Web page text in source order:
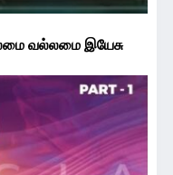
வல்லமை இயேசு